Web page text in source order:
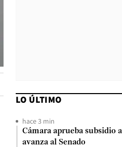
LO ÚLTIMO
hace 3 min
Cámara aprueba subsidio
avanza al Senado